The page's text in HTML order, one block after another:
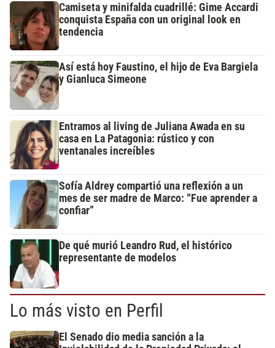
Camiseta y minifalda cuadrillé: Gime Accardi
conquista España con un original look en
tendencia
Así está hoy Faustino, el hijo de Eva Bargiela
y Gianluca Simeone
Entramos al living de Juliana Awada en su
casa en La Patagonia: rústico y con
ventanales increíbles
Sofía Aldrey compartió una reflexión a un
mes de ser madre de Marco: “Fue aprender a
confiar”
De qué murió Leandro Rud, el histórico
representante de modelos
Lo más visto en Perfil
El Senado dio media sanción a la